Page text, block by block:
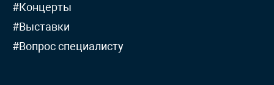
#Концерты
#Выставки
#Вопрос специалисту